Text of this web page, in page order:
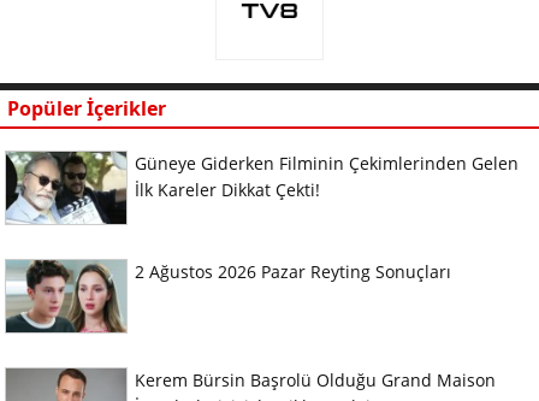
Popüler İçerikler
Güneye Giderken Filminin Çekimlerinden Gelen
İlk Kareler Dikkat Çekti!
2 Ağustos 2026 Pazar Reyting Sonuçları
Kerem Bürsin Başrolü Olduğu Grand Maison